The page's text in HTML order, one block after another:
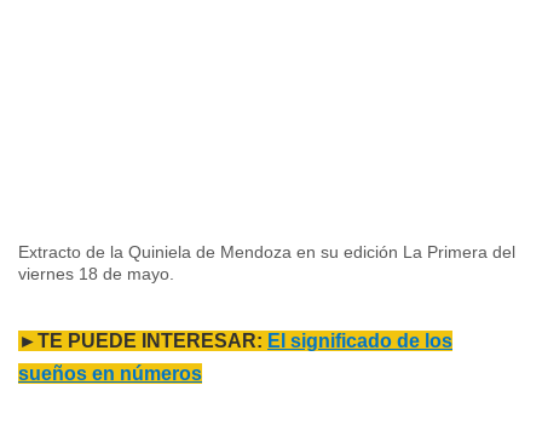
Extracto de la Quiniela de Mendoza en su edición La Primera del
viernes 18 de mayo.
►TE PUEDE INTERESAR: El significado de los
sueños en números